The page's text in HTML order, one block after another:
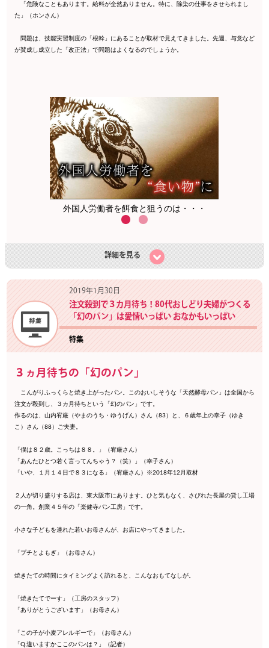
「危険なこともあります。給料が全然ありません。特に、除染の仕事をさせられまし
た」（ホンさん）
問題は、技能実習制度の「根幹」にあることが取材で見えてきました。先週、与党など
が賛成し成立した「改正法」で問題はよくなるのでしょうか。
外国人労働者を餌食と狙うのは・・・
詳細を見る
2019年1月30日
注文殺到で３カ月待ち！80代おしどり夫婦がつくる
「幻のパン」は愛情いっぱい おなかもいっぱい
特集
３ヵ月待ちの「幻のパン」
こんがりふっくらと焼き上がったパン。このおいしそうな「天然酵母パン」は全国から
注文が殺到し、３カ月待ちという「幻のパン」です。
作るのは、山内宥厳（やまのうち・ゆうげん）さん（83）と、６歳年上の幸子（ゆき
こ）さん（88）ご夫妻。
「僕は８２歳。こっちは８８。」（宥厳さん）
「あんたひとつ若く言ってんちゃう？（笑）」（幸子さん）
「いや、１月１４日で８３になる」（宥厳さん）※2018年12月取材
２人が切り盛りする店は、東大阪市にあります。ひと気もなく、さびれた長屋の貸し工場
の一角。創業４５年の「楽健寺パン工房」です。
小さな子どもを連れた若いお母さんが、お店にやってきました。
「プチとよもぎ」（お母さん）
焼きたての時間にタイミングよく訪れると、こんなおもてなしが。
「焼きたてでーす」（工房のスタッフ）
「ありがとうございます」（お母さん）
「この子が小麦アレルギーで」（お母さん）
「Q.違いますかここのパンは？」（記者）